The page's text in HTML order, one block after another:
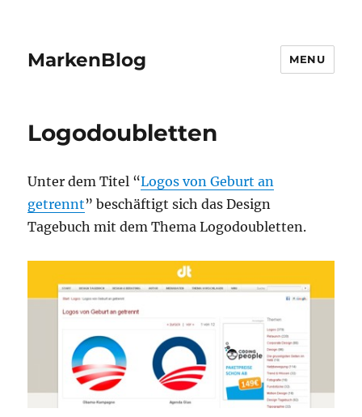
MarkenBlog MENU
Logodoubletten
Unter dem Titel “Logos von Geburt an
getrennt” beschäftigt sich das Design
Tagebuch mit dem Thema Logodoubletten.